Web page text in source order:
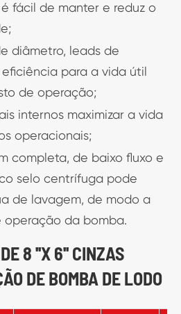
fácil de manter e reduz o
diâmetro, leads de
para a vida útil
de operação;
internos maximizar a vida
operacionais;
completa, de baixo fluxo e
selo centrífuga pode
de lavagem, de modo a
operação da bomba.
8 ''X 6'' CINZAS
DE BOMBA DE LODO